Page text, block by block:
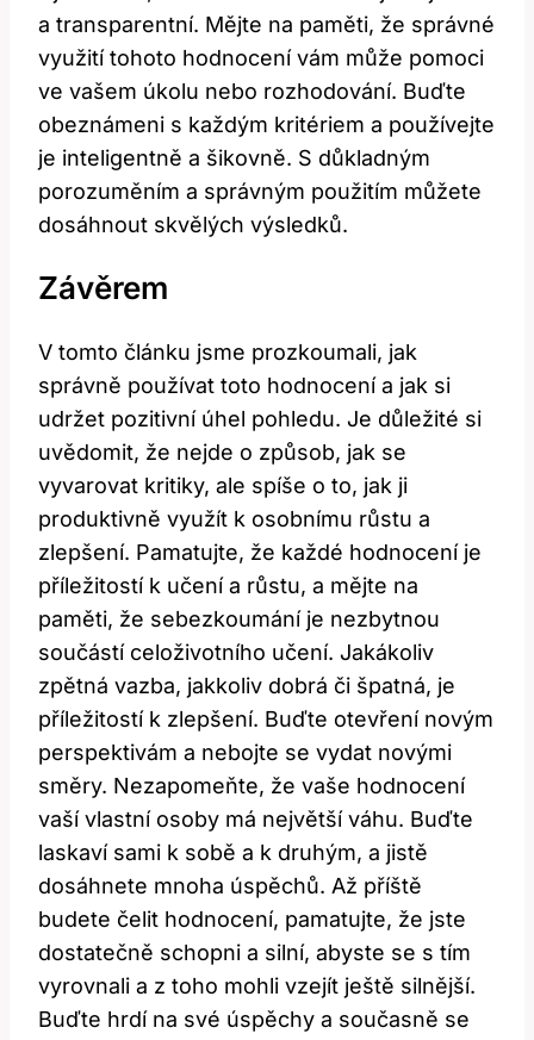
a transparentní. Mějte na paměti, že správné
využití tohoto hodnocení vám může pomoci
ve vašem úkolu nebo rozhodování. Buďte
obeznámeni s každým kritériem a používejte
je inteligentně a šikovně. S důkladným
porozuměním a správným použitím můžete
dosáhnout skvělých výsledků.
Závěrem
V tomto článku jsme prozkoumali, jak
správně používat toto hodnocení a jak si
udržet pozitivní úhel pohledu. Je důležité si
uvědomit, že nejde o způsob, jak se
vyvarovat kritiky, ale spíše o to, jak ji
produktivně využít k osobnímu růstu a
zlepšení. Pamatujte, že každé hodnocení je
příležitostí k učení a růstu, a mějte na
paměti, že sebezkoumání je nezbytnou
součástí celoživotního učení. Jakákoliv
zpětná vazba, jakkoliv dobrá či špatná, je
příležitostí k zlepšení. Buďte otevření novým
perspektivám a nebojte se vydat novými
směry. Nezapomeňte, že vaše hodnocení
vaší vlastní osoby má největší váhu. Buďte
laskaví sami k sobě a k druhým, a jistě
dosáhnete mnoha úspěchů. Až příště
budete čelit hodnocení, pamatujte, že jste
dostatečně schopni a silní, abyste se s tím
vyrovnali a z toho mohli vzejít ještě silnější.
Buďte hrdí na své úspěchy a současně se